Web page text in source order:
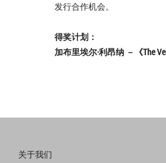
发行合作机会。
得奖计划：
加布里埃尔·利昂纳 －《The
关于我们